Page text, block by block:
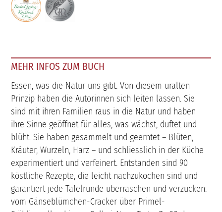
MEHR INFOS ZUM BUCH
Essen, was die Natur uns gibt. Von diesem uralten
Prinzip haben die Autorinnen sich leiten lassen. Sie
sind mit ihren Familien raus in die Natur und haben
ihre Sinne geöffnet für alles, was wächst, duftet und
blüht. Sie haben gesammelt und geerntet – Blüten,
Kräuter, Wurzeln, Harz – und schliesslich in der Küche
experimentiert und verfeinert. Entstanden sind 90
köstliche Rezepte, die leicht nachzukochen sind und
garantiert jede Tafelrunde überraschen und verzücken:
vom Gänseblümchen-Cracker über Primel-